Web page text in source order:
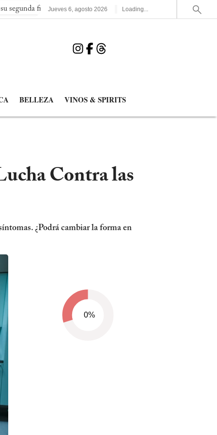
consecutiva del Mundial España elimina a Francia y
Jueves 6,agosto 2026 Loading...
BELLEZA VINOS & SPIRITS
Contra las
¿Podrá cambiar la forma en
0%